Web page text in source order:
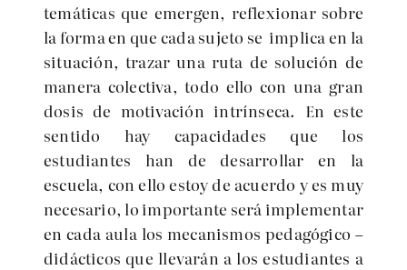
temáticas que emergen, reflexionar sobre
la forma en que cada sujeto se implica en la
situación, trazar una ruta de solución de
manera colectiva, todo ello con una gran
dosis de motivación intrínseca. En este
sentido hay capacidades que los
estudiantes han de desarrollar en la
escuela, con ello estoy de acuerdo y es muy
necesario, lo importante será implementar
en cada aula los mecanismos pedagógico –
didácticos que llevarán a los estudiantes a